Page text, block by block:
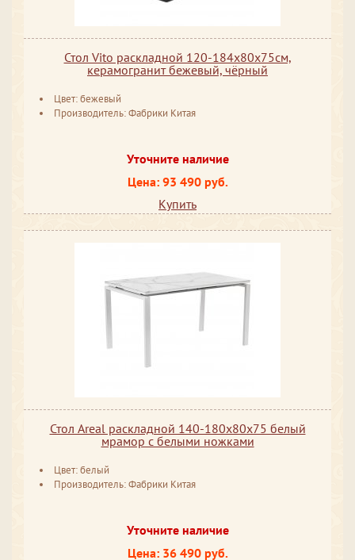
Стол Vito раскладной 120-184x80x75см,
керамогранит бежевый, чёрный
Цвет: бежевый
Производитель: Фабрики Китая
Уточните наличие
Цена: 93 490 руб.
Купить
Стол Areal раскладной 140-180х80х75 белый
мрамор с белыми ножками
Цвет: белый
Производитель: Фабрики Китая
Уточните наличие
Цена: 36 490 руб.